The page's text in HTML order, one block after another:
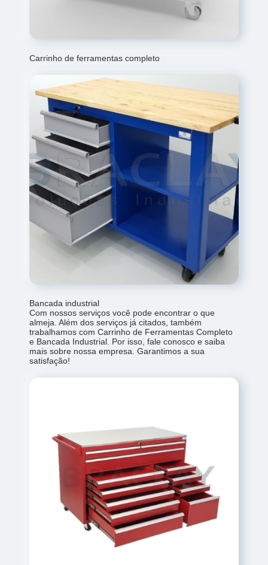
Carrinho de ferramentas completo
Bancada industrial
Com nossos serviços você pode encontrar o que
almeja. Além dos serviços já citados, também
trabalhamos com Carrinho de Ferramentas Completo
e Bancada Industrial. Por isso, fale conosco e saiba
mais sobre nossa empresa. Garantimos a sua
satisfação!